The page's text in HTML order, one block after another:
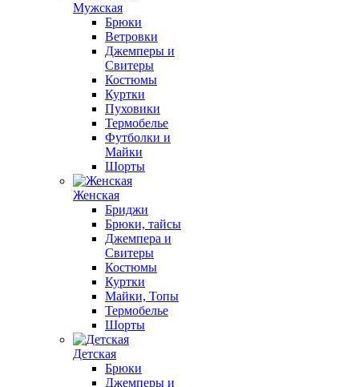
Мужская
Брюки
Ветровки
Джемперы и
Свитеры
Костюмы
Куртки
Пуховики
Термобелье
Футболки и
Майки
Шорты
Женская
Бриджи
Брюки, тайсы
Джемпера и
Свитеры
Костюмы
Куртки
Майки, Топы
Термобелье
Шорты
Детская
Брюки
Джемперы и